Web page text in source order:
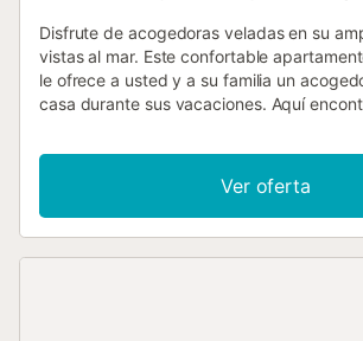
Disfrute de acogedoras veladas en su
vistas al mar. Este confortable
le ofrece a usted y a su familia un
casa durante sus vacaciones. Aquí
terraza es el punto culminante de la
dispondrá de mucho espacio y podrá
los muebles de jardín. Hay una barbacoa
preparar sus platos favoritos y completar
Ver oferta